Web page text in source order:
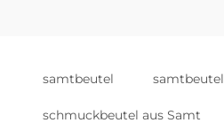
samtbeutel samtbeutel
schmuckbeutel aus Samt